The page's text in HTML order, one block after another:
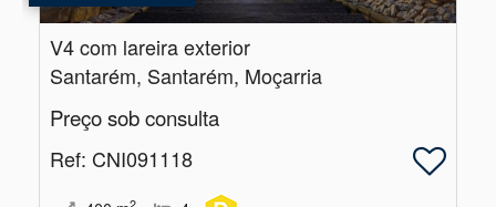
V4 com lareira exterior
Santarém, Santarém, Moçarria
Preço sob consulta
Ref: CNI091118